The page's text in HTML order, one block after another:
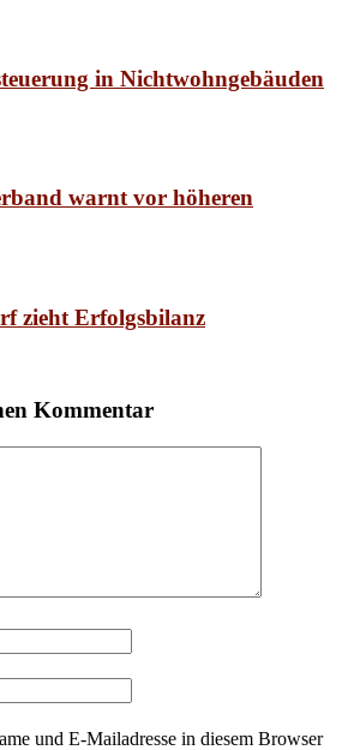
in Nichtwohngebäuden
warnt vor höheren
zieht Erfolgsbilanz
Kommentar
und E-Mailadresse in diesem Browser